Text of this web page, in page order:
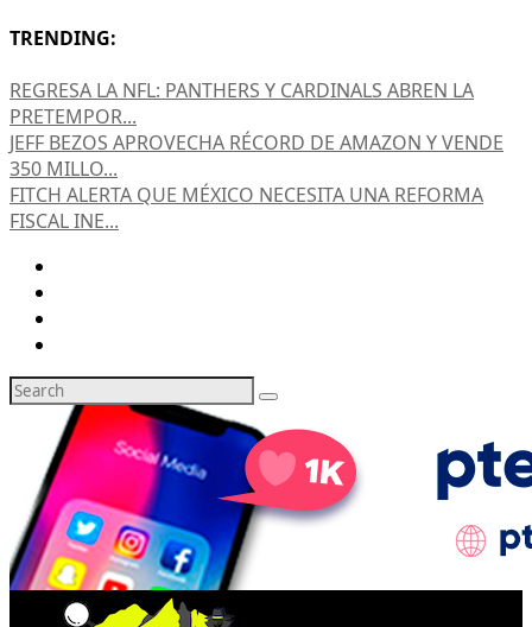
TRENDING:
REGRESA LA NFL: PANTHERS Y CARDINALS ABREN LA
PRETEMPOR...
JEFF BEZOS APROVECHA RÉCORD DE AMAZON Y VENDE
350 MILLO...
FITCH ALERTA QUE MÉXICO NECESITA UNA REFORMA
FISCAL INE...